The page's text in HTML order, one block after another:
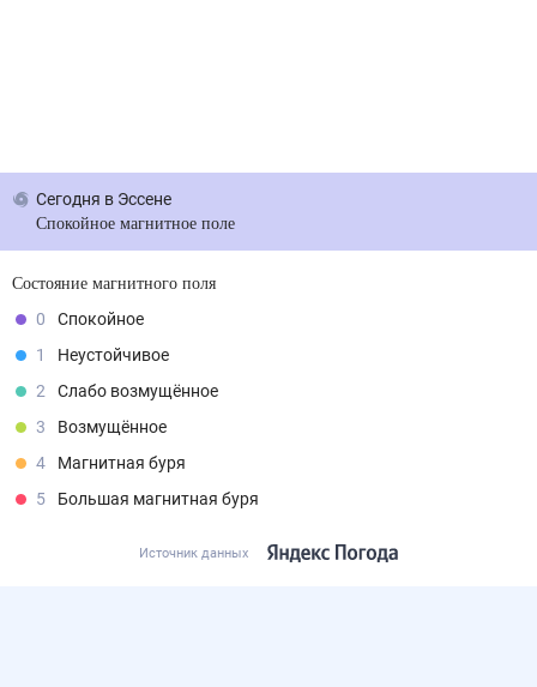
Сегодня в Эссене
Спокойное магнитное поле
Состояние магнитного поля
0
Спокойное
1
Неустойчивое
2
Слабо возмущённое
3
Возмущённое
4
Магнитная буря
5
Большая магнитная буря
Источник данных